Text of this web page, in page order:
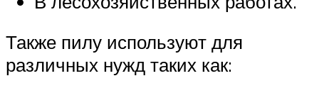
Также пилу используют для
различных нужд таких как: